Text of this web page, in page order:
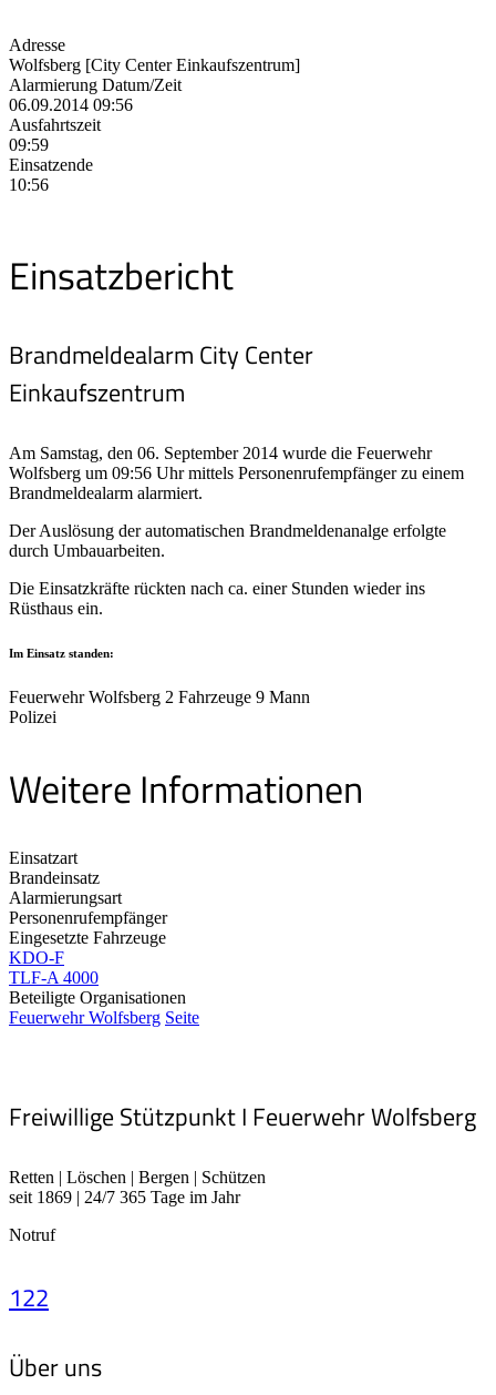
Adresse
Wolfsberg [City Center Einkaufszentrum]
Alarmierung Datum/Zeit
06.09.2014 09:56
Ausfahrtszeit
09:59
Einsatzende
10:56
Einsatzbericht
Brandmeldealarm City Center
Einkaufszentrum
Am Samstag, den 06. September 2014 wurde die Feuerwehr
Wolfsberg um 09:56 Uhr mittels Personenrufempfänger zu einem
Brandmeldealarm alarmiert.
Der Auslösung der automatischen Brandmeldenanalge erfolgte
durch Umbauarbeiten.
Die Einsatzkräfte rückten nach ca. einer Stunden wieder ins
Rüsthaus ein.
Im Einsatz standen:
Feuerwehr Wolfsberg 2 Fahrzeuge 9 Mann
Polizei
Weitere Informationen
Einsatzart
Brandeinsatz
Alarmierungsart
Personenrufempfänger
Eingesetzte Fahrzeuge
KDO-F
TLF-A 4000
Beteiligte Organisationen
Feuerwehr Wolfsberg Seite
Freiwillige Stützpunkt I Feuerwehr Wolfsberg
Retten | Löschen | Bergen | Schützen
seit 1869 | 24/7 365 Tage im Jahr
Notruf
122
Über uns